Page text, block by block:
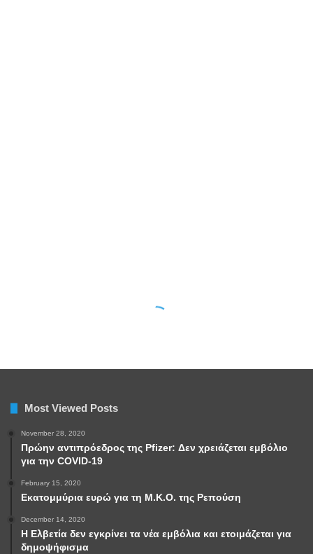
Most Viewed Posts
November 28, 2020
Πρώην αντιπρόεδρος της Pfizer: Δεν χρειάζεται εμβόλιο
για την COVID-19
February 15, 2020
Εκατομμύρια ευρώ για τη Μ.Κ.Ο. της Ρεπούση
December 14, 2020
Η Ελβετία δεν εγκρίνει τα νέα εμβόλια και ετοιμάζεται για
δημοψήφισμα